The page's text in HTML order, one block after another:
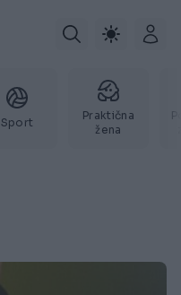
Sport
Praktična
žena